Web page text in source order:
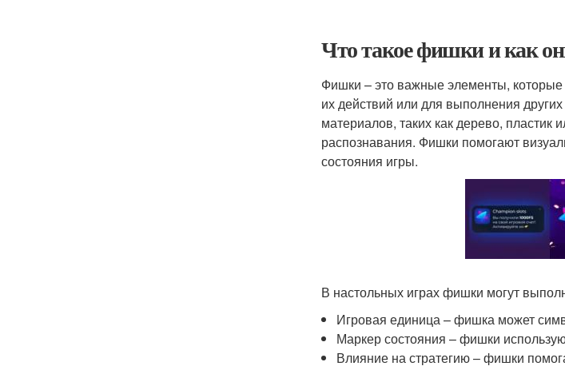
Что такое фишки и как
Фишки – это важные элементы, которые
их действий или для выполнения
материалов, таких как дерево,
распознавания. Фишки помогают
состояния игры.
В настольных играх фишки могут
Игровая единица – фишка может
Маркер состояния – фишки
Влияние на стратегию – фишки